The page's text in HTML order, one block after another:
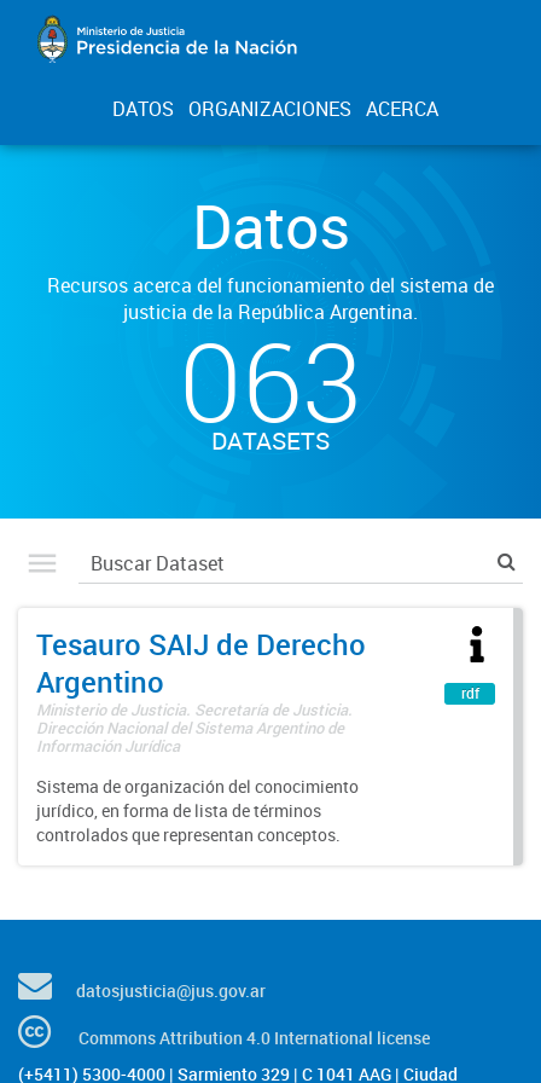
DATOS ORGANIZACIONES ACERCA
Datos
Recursos acerca del funcionamiento del sistema de
justicia de la República Argentina.
063
DATASETS
Tesauro SAIJ de Derecho
Argentino
Ministerio de Justicia. Secretaría de Justicia.
Dirección Nacional del Sistema Argentino de
Información Jurídica
Sistema de organización del conocimiento
jurídico, en forma de lista de términos
controlados que representan conceptos.
rdf
datosjusticia@jus.gov.ar
Commons Attribution 4.0 International license
(+5411) 5300-4000 | Sarmiento 329 | C 1041 AAG | Ciudad